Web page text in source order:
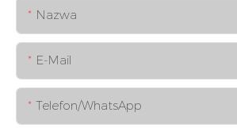
Nazwa
E-Mail
Telefon/WhatsApp